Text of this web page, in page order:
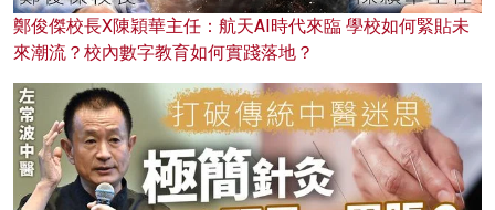
鄭俊傑校長X陳穎華主任：航天AI時代來臨 學校如何緊貼未
來潮流？校內數字教育如何實踐落地？